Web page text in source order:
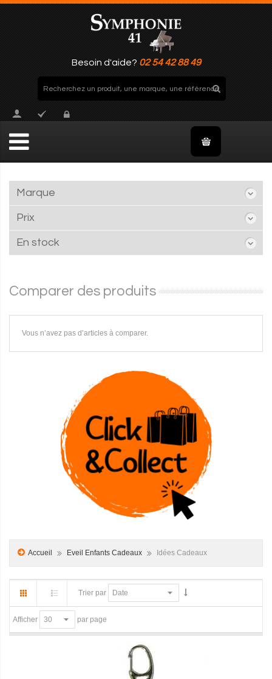
Besoin d'aide? 02 54 42 88 49
Marque
Prix
En stock
Comparer des produits
Vous n’avez pas d’articles à comparer.
Accueil Eveil Enfants Cadeaux Idées Cadeaux
Trier par
Afficher par page